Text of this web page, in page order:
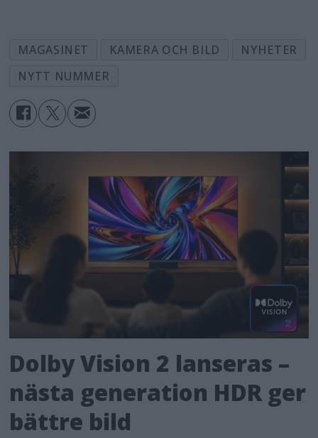
MAGASINET KAMERA OCH BILD
NYHETER
NYTT NUMMER
Dolby Vision 2 lanseras –
nästa generation HDR ger
bättre bild